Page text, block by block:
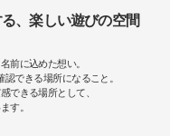
、楽しい遊びの空間
前に込めた想い。
できる場所になること。
できる場所として、
す。